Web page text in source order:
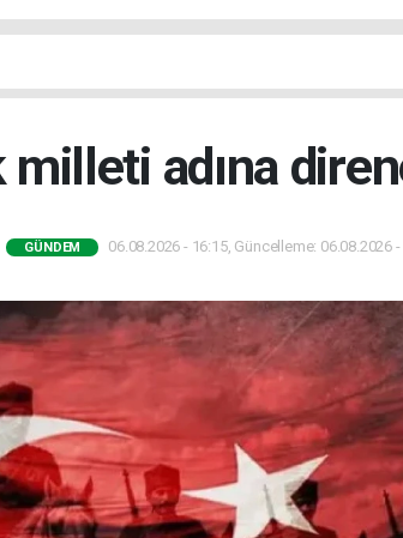
milleti adına
GÜNDEM 06.08.2026 - 16:15, Güncelleme: 06.08.2026